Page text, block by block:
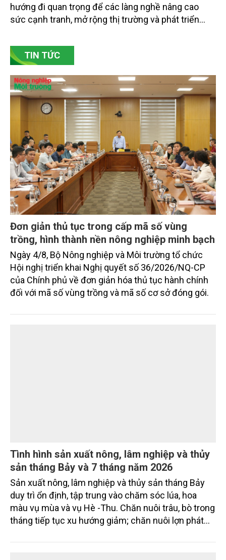
hướng đi quan trọng để các làng nghề nâng cao
sức cạnh tranh, mở rộng thị trường và phát triển
Bắc Ninh, nhiều nghệ nhân và cơ sở sản xuất đã
chủ động đổi mới tư duy, đầu tư công nghệ, xây
TIN TỨC
Đơn giản thủ tục trong cấp mã số vùng
trồng, hình thành nền nông nghiệp minh bạch
Ngày 4/8, Bộ Nông nghiệp và Môi trường tổ chức
Hội nghị triển khai Nghị quyết số 36/2026/NQ-CP
của Chính phủ về đơn giản hóa thủ tục hành chính
đối với mã số vùng trồng và mã số cơ sở đóng gói.
Tình hình sản xuất nông, lâm nghiệp và thủy
sản tháng Bảy và 7 tháng năm 2026
Sản xuất nông, lâm nghiệp và thủy sản tháng Bảy
duy trì ổn định, tập trung vào chăm sóc lúa, hoa
màu vụ mùa và vụ Hè -Thu. Chăn nuôi trâu, bò trong
tháng tiếp tục xu hướng giảm; chăn nuôi lợn phát
trưởng khá. Diện tích rừng trồng mới và sản lượng